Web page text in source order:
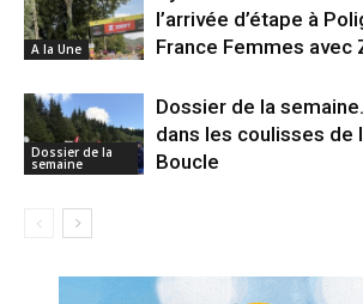
A la Une
l’arrivée d’étape à
France Femmes avec
Dossier de la
semaine
Dossier de la
dans les coulisses de
Boucle